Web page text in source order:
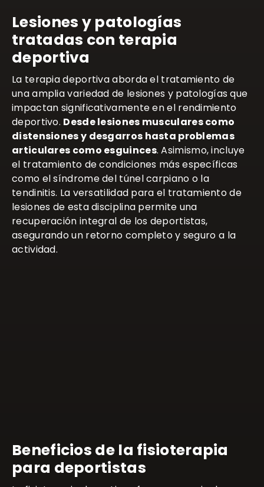
Lesiones y patologías
tratadas con terapia
deportiva
La terapia deportiva aborda el tratamiento de
una amplia variedad de lesiones y patologías que
impactan significativamente en el rendimiento
deportivo. Desde lesiones musculares como
distensiones y desgarros hasta problemas
articulares como esguinces. Asimismo, incluye
el tratamiento de condiciones más específicas
como el síndrome del túnel carpiano o la
tendinitis. La versatilidad para el tratamiento de
lesiones de esta disciplina permite una
recuperación integral de los deportistas,
asegurando un retorno completo y seguro a la
actividad.
Beneficios de la fisioterapia
para deportistas